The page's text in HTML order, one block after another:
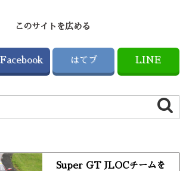
このサイトを広める
Facebook はてブ LINE
Super GT JLOCチームを